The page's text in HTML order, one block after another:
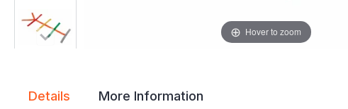
Hover to zoom
Details More Information